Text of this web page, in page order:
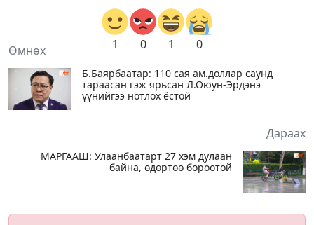
1 0 1 0
Өмнөх
Б.Баярбаатар: 110 сая ам.доллар саунд
тараасан гэж ярьсан Л.Оюун-Эрдэнэ
үүнийгээ нотлох ёстой
Дараах
МАРГААШ: Улаанбаатарт 27 хэм дулаан
байна, өдөртөө бороотой